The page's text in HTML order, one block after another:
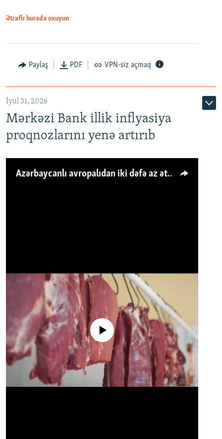
Ətraflı burada oxuyun
Paylaş PDF VPN-siz açmaq
İyul 31, 2026
Mərkəzi Bank illik inflyasiya
proqnozlarını yenə artırıb
Azərbaycanlı avropalıdan iki dəfə az ət yeyir, amma... 'Qiymət artımı qaçılmazdır'
No media source currently available